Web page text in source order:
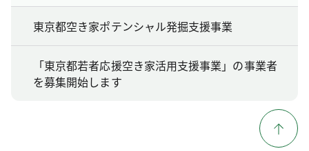
東京都空き家ポテンシャル発掘支援事業
「東京都若者応援空き家活用支援事業」の事業者
を募集開始します